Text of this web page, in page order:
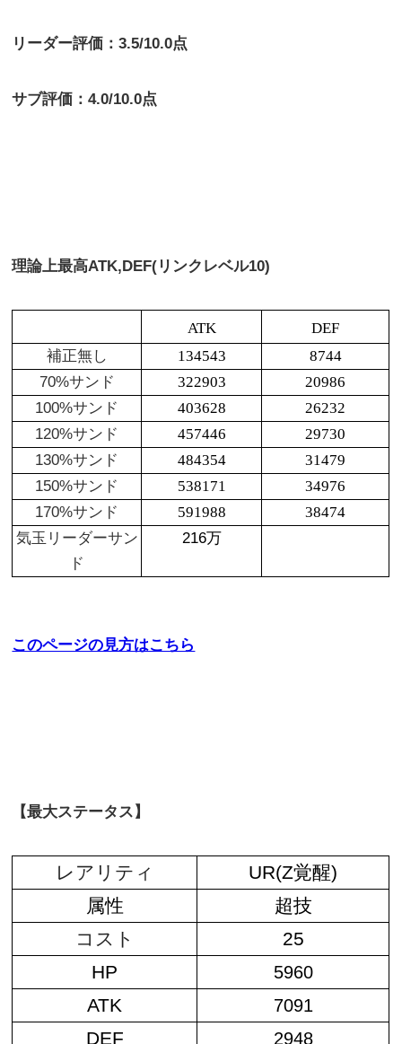
リーダー評価：3.5/10.0点
サブ評価：4.0/10.0点
理論上最高ATK,DEF(リンクレベル10)
ATK
DEF
補正無し
134543
8744
70%サンド
322903
20986
100%サンド
403628
26232
120%サンド
457446
29730
130%サンド
484354
31479
150%サンド
538171
34976
170%サンド
591988
38474
気玉リーダーサン
ド
216万
このページの見方はこちら
【最大ステータス】
レアリティ
UR(Z覚醒)
属性
超技
コスト
25
HP
5960
ATK 7091
DEF 2948